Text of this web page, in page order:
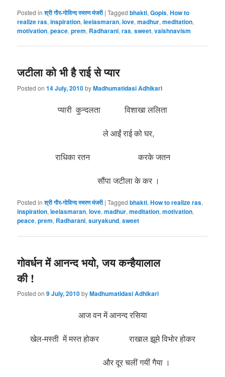
Posted in श्री गौर-गोविन्द स्मरण मंजरी |Tagged bhakti,Gopis,How to
realize ras,inspiration,leelasmaran,love,madhur,meditation,
motivation,peace,prem, Radharani,ras,sweet,vaishnavism
जटीला को भी है राई से प्यार
Posted on14 July, 2010byMadhumatidasi Adhikari
प्यारी कुन्दलता विशाखा ललिता
ले आईं राई को घर,
राधिका रतन करके जतन
सौंपा जटीला के कर ।
Posted in श्री गौर-गोविन्द स्मरण मंजरी |Tagged bhakti,How to realize ras,
inspiration,leelasmaran,love,madhur,meditation,motivation,
peace,prem, Radharani,suryakund,sweet
गोवर्धन में आनन्द भयो, जय कन्हैयालाल
की !
Posted on9 July, 2010byMadhumatidasi Adhikari
आज वन में आनन्द रसिया
खेल-मस्ती में मस्त होकर राखाल झूमे विभोर होकर
और दूर चलीं गयीं गैया ।